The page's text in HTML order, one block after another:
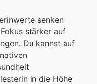
senken
stärker auf
Du kannst auf
in die Höhe